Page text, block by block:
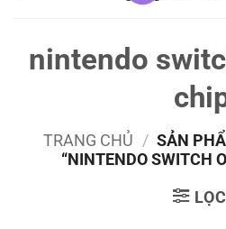
nintendo
TRANG CHỦ / SẢN
“NINTENDO SWITCH
LỌC